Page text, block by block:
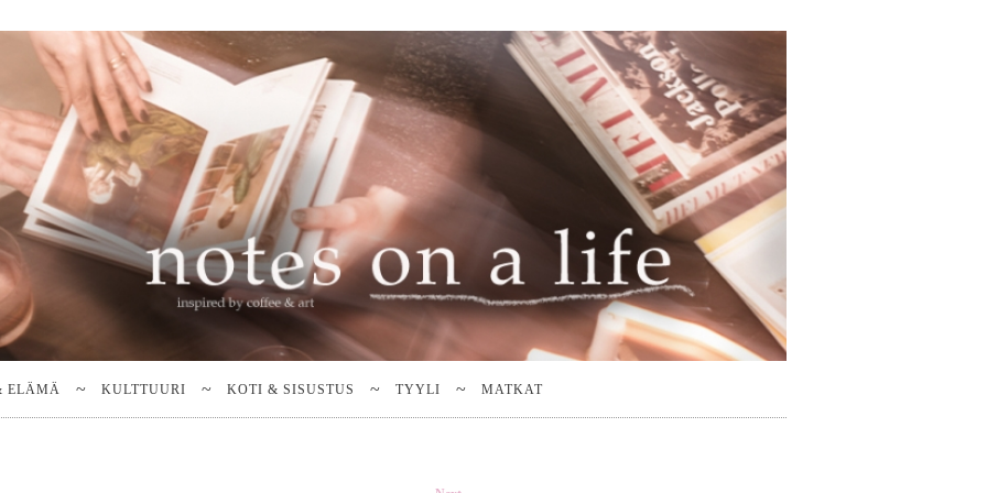
ELÄMÄ KULTTUURI KOTI & SISUSTUS TYYLI MATKAT